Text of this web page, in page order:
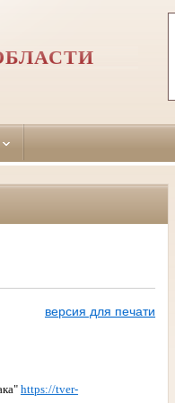
версия для печати
https://tver-